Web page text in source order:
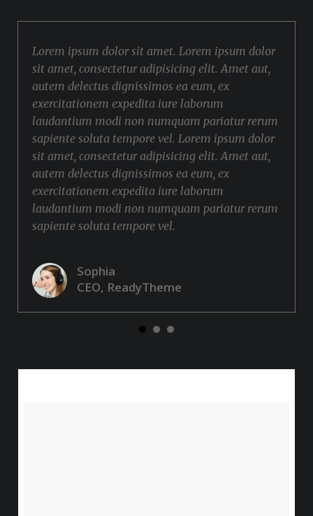
Lorem ipsum dolor sit amet. Lorem ipsum dolor
sit amet, consectetur adipisicing elit. Amet aut,
autem delectus dignissimos ea eum, ex
exercitationem expedita iure laborum
laudantium modi non numquam pariatur rerum
sapiente soluta tempore vel. Lorem ipsum dolor
sit amet, consectetur adipisicing elit. Amet aut,
autem delectus dignissimos ea eum, ex
exercitationem expedita iure laborum
laudantium modi non numquam pariatur rerum
sapiente soluta tempore vel.
Sophia
CEO, ReadyTheme